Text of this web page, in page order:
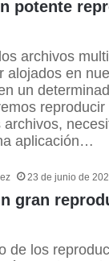
potente
archivos
alojados en
un
reproducir
aplicación…
23 de junio de
gran
de los